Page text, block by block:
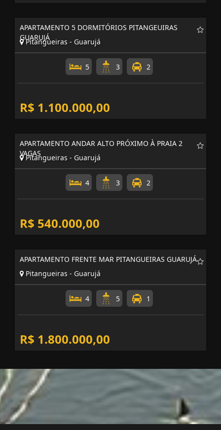
APARTAMENTO 5 DORMITÓRIOS PITANGEUIRAS
GUARUJÁ
Pitangueiras - Guarujá
5 3 2
R$ 1.100.000,00
APARTAMENTO ANDAR ALTO PRÓXIMO À PRAIA 2
VAGAS
Pitangueiras - Guarujá
4 3 2
R$ 540.000,00
APARTAMENTO FRENTE MAR PITANGUEIRAS GUARUJÁ
Pitangueiras - Guarujá
4 5 1
R$ 1.800.000,00